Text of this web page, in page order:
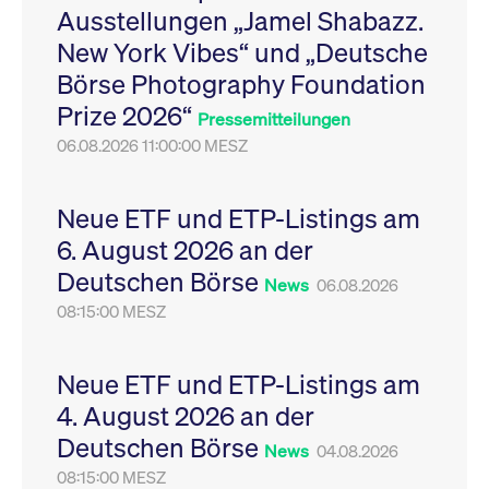
Ausstellungen „Jamel Shabazz.
New York Vibes“ und „Deutsche
Börse Photography Foundation
Prize 2026“ Pressemitteilungen
06.08.2026 11:00:00 MESZ
Neue ETF und ETP-Listings am
6. August 2026 an der
Deutschen Börse News 06.08.2026
08:15:00 MESZ
Neue ETF und ETP-Listings am
4. August 2026 an der
Deutschen Börse News 04.08.2026
08:15:00 MESZ
Leistung der Website
zu messen. Es handelt
sich um ein Muster-
Cookie, bei dem auf
das Präfix _pk_ses
eine kurze Reihe von
VISITOR_PRIVACY_METADATA
YouTube
.youtube.com
6
Monate
Dieses Cookie dient
Speicherung der
Einwilligungs- und
des Nutzers für ihre
Interaktion mit der
Sitzungen geehrt